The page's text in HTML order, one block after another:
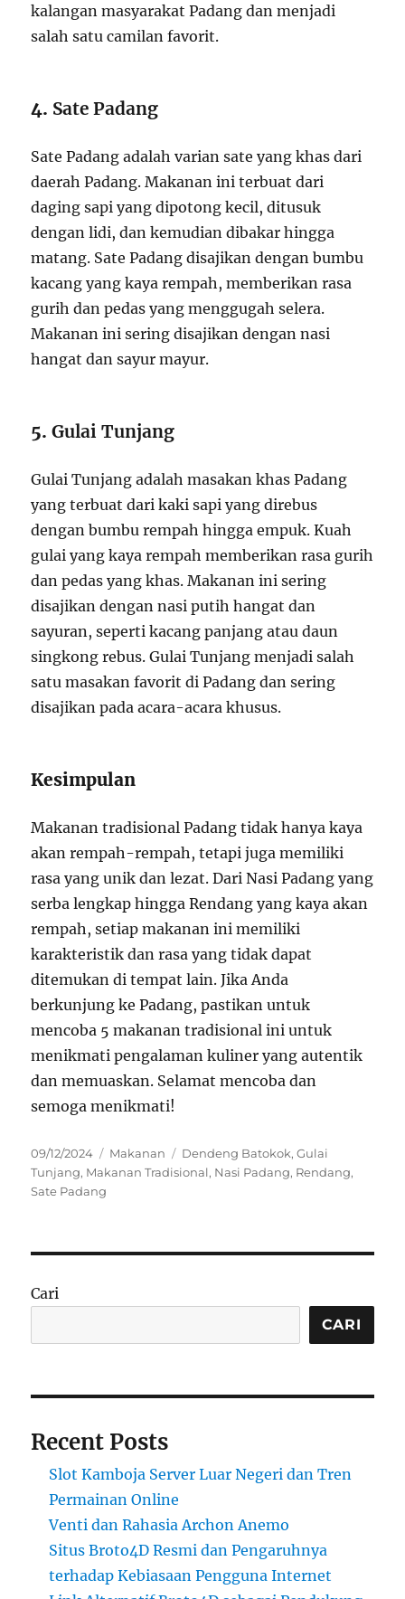
kalangan masyarakat Padang dan menjadi
salah satu camilan favorit.
4. Sate Padang
Sate Padang adalah varian sate yang khas dari
daerah Padang. Makanan ini terbuat dari
daging sapi yang dipotong kecil, ditusuk
dengan lidi, dan kemudian dibakar hingga
matang. Sate Padang disajikan dengan bumbu
kacang yang kaya rempah, memberikan rasa
gurih dan pedas yang menggugah selera.
Makanan ini sering disajikan dengan nasi
hangat dan sayur mayur.
5.Gulai Tunjang
Gulai Tunjang adalah masakan khas Padang
yang terbuat dari kaki sapi yang direbus
dengan bumbu rempah hingga empuk. Kuah
gulai yang kaya rempah memberikan rasa gurih
dan pedas yang khas. Makanan ini sering
disajikan dengan nasi putih hangat dan
sayuran, seperti kacang panjang atau daun
singkong rebus. Gulai Tunjang menjadi salah
satu masakan favorit di Padang dan sering
disajikan pada acara-acara khusus.
Kesimpulan
Makanan tradisional Padang tidak hanya kaya
akan rempah-rempah, tetapi juga memiliki
rasa yang unik dan lezat. Dari Nasi Padang yang
serba lengkap hingga Rendang yang kaya akan
rempah, setiap makanan ini memiliki
karakteristik dan rasa yang tidak dapat
ditemukan di tempat lain. Jika Anda
berkunjung ke Padang, pastikan untuk
mencoba 5 makanan tradisional ini untuk
menikmati pengalaman kuliner yang autentik
dan memuaskan. Selamat mencoba dan
semoga menikmati!
Posted
on
09/12/2024 Categories
Makanan Tags
Dendeng Batokok,Gulai
Tunjang, Makanan Tradisional, Nasi Padang, Rendang,
Sate Padang
Cari
CARI
Recent Posts
Slot Kamboja Server Luar Negeri dan Tren
Permainan Online
Venti dan Rahasia Archon Anemo
Situs Broto4D Resmi dan Pengaruhnya
terhadap Kebiasaan Pengguna Internet